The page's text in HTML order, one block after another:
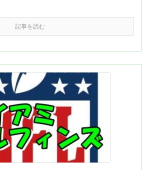
記事を読む